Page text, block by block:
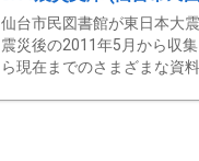
仙台市民図書館が東日本大
震災後の2011年5月から収集
ら現在までのさまざまな資料